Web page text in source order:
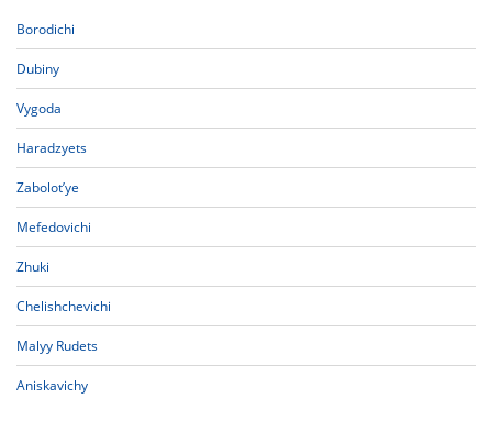
Borodichi
Dubiny
Vygoda
Haradzyets
Zabolot’ye
Mefedovichi
Zhuki
Chelishchevichi
Malyy Rudets
Aniskavichy